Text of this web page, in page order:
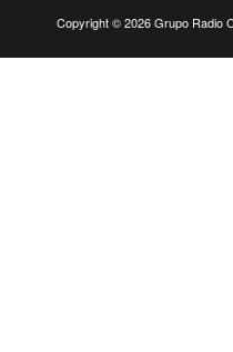
Copyright ©2026 Grupo Radio